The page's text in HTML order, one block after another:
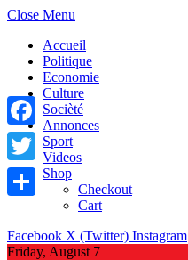
Close Menu
Accueil
Politique
Economie
Culture
Socièté
Annonces
Sport
Videos
Shop
Checkout
Cart
Facebook X (Twitter) Instagram
Friday, August 7
Facebook
Twitter